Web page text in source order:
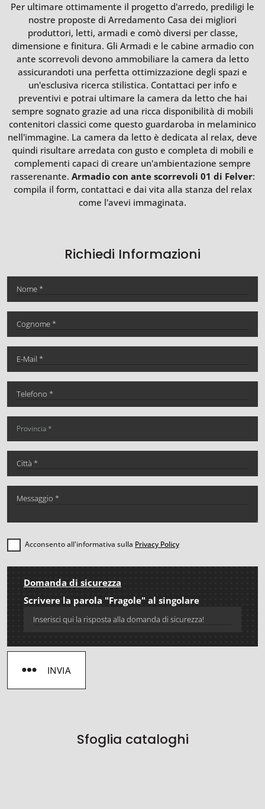
Per ultimare ottimamente il progetto d'arredo, prediligi le
nostre proposte di Arredamento Casa dei migliori
produttori, letti, armadi e comò diversi per classe,
dimensione e finitura. Gli Armadi e le cabine armadio con
ante scorrevoli devono ammobiliare la camera da letto
assicurandoti una perfetta ottimizzazione degli spazi e
un'esclusiva ricerca stilistica. Contattaci per info e
preventivi e potrai ultimare la camera da letto che hai
sempre sognato grazie ad una ricca disponibilità di mobili
contenitori classici come questo guardaroba in melaminico
nell'immagine. La camera da letto è dedicata al relax, deve
quindi risultare arredata con gusto e completa di mobili e
complementi capaci di creare un'ambientazione sempre
rasserenante. Armadio con ante scorrevoli 01 di Felver:
compila il form, contattaci e dai vita alla stanza del relax
come l'avevi immaginata.
Sfoglia cataloghi
Richiedi Informazioni
Acconsento all'informativa sulla Privacy Policy
Domanda di sicurezza
Scrivere la parola "Fragole" al singolare
INVIA